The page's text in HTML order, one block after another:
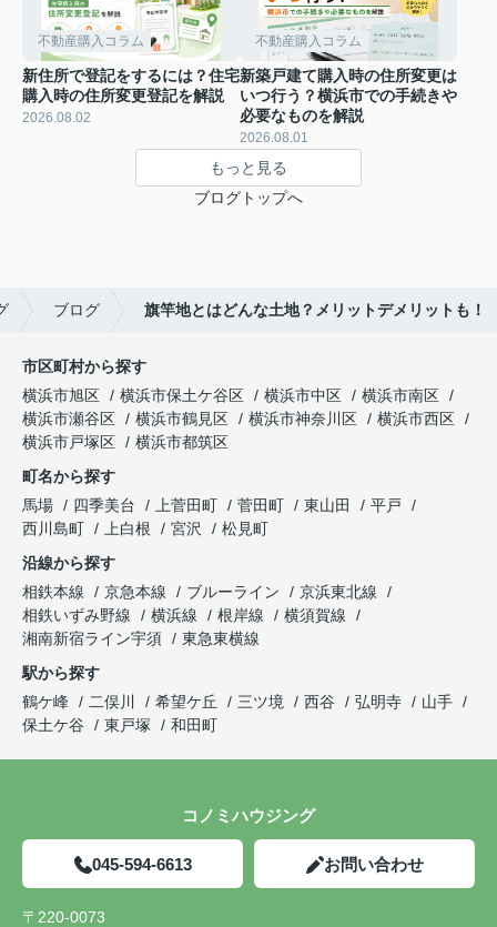
不動産購入コラム
新住所で登記をするには？住宅
購入時の住所変更登記を解説
2026.08.02
不動産購入コラム
新築戸建て購入時の住所変更は
いつ行う？横浜市での手続きや
必要なものを解説
2026.08.01
もっと見る
ブログトップへ
ブログ 旗竿地とはどんな土地？メリットデメリットも！
市区町村から探す
横浜市旭区
横浜市保土ケ谷区 横浜市中区
横浜市南区
横浜市瀬谷区
横浜市鶴見区 横浜市神奈川区
横浜市西区
横浜市戸塚区
横浜市都筑区
町名から探す
馬場
四季美台 上菅田町 菅田町 東山田
平戸
西川島町
上白根 宮沢
松見町
沿線から探す
相鉄本線
京急本線 ブルーライン
京浜東北線
相鉄いずみ野線
横浜線 根岸線
横須賀線
湘南新宿ライン宇須
東急東横線
駅から探す
鶴ケ峰
二俣川 希望ケ丘 三ツ境 西谷 弘明寺
山手
保土ケ谷
東戸塚 和田町
コノミハウジング
045-594-6613 お問い合わせ
〒220-0073